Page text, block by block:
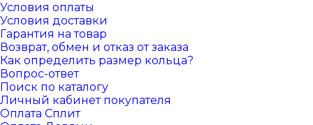
Условия оплаты
Условия доставки
Гарантия на товар
Возврат, обмен и отказ от заказа
Как определить размер кольца?
Вопрос-ответ
Поиск по каталогу
Личный кабинет покупателя
Оплата Сплит